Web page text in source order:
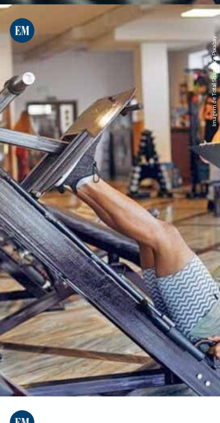
Imagem de Total Shape por Pixabay